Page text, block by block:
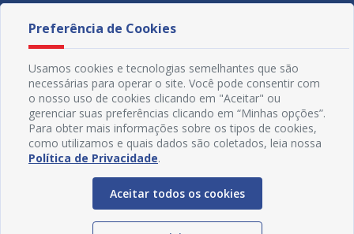
Redes Sociais
Preferência de Cookies
Usamos cookies e tecnologias semelhantes que são
necessárias para operar o site. Você pode consentir com
o nosso uso de cookies clicando em "Aceitar" ou
gerenciar suas preferências clicando em “Minhas opções”.
Para obter mais informações sobre os tipos de cookies,
como utilizamos e quais dados são coletados, leia nossa
Política de Privacidade.
Aceitar todos os cookies